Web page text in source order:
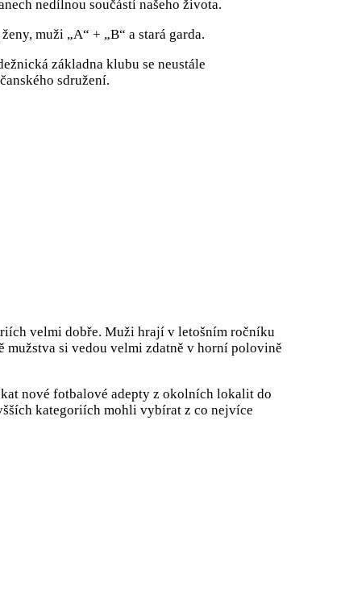
nedílnou součástí našeho života.
muži „A“ + „B“ a stará garda.
základna klubu se neustále
sdružení.
velmi dobře. Muži hrají v letošním ročníku
mužstva si vedou velmi zdatně v horní polovině
nové fotbalové adepty z okolních lokalit do
kategoriích mohli vybírat z co nejvíce